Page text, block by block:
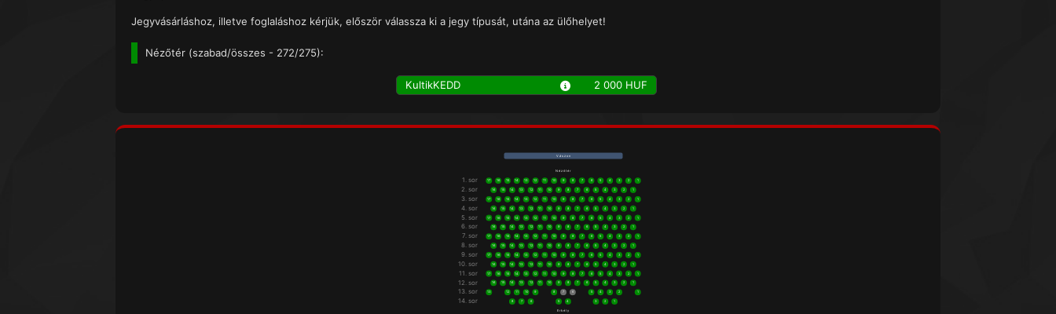
Jegyvásárláshoz, illetve foglaláshoz kérjük, először válassza ki a jegy típusát, utána az ülőhelyet!
Nézőtér (szabad/összes - 272/275):
KultikKEDD 2 000 HUF
V á s z o n
1. sor 17 16 15 14 13 12 11 10 9 8 7 6 5 4 3 2 1
2. sor 16 15 14 13 12 11 10 9 8 7 6 5 4 3 2 1
3. sor 17 16 15 14 13 12 11 10 9 8 7 6 5 4 3 2 1
4. sor 16 15 14 13 12 11 10 9 8 7 6 5 4 3 2 1
5. sor 17 16 15 14 13 12 11 10 9 8 7 6 5 4 3 2 1
6. sor 16 15 14 13 12 11 10 9 8 7 6 5 4 3 2 1
7. sor 17 16 15 14 13 12 11 10 9 8 7 6 5 4 3 2 1
8. sor 16 15 14 13 12 11 10 9 8 7 6 5 4 3 2 1
9. sor 17 16 15 14 13 12 11 10 9 8 7 6 5 4 3 2 1
10. sor 16 15 14 13 12 11 10 9 8 7 6 5 4 3 2 1
11. sor 17 16 15 14 13 12 11 10 9 8 7 6 5 4 3 2 1
12. sor 16 15 14 13 12 11 10 9 8 7 6 5 4 3 2 1
13 12 11 10 9 8 7 6 5 4 3 2
13. sor 1
8 7 6 5 4
14. sor 3 2 1
E r k é l y
N é z ő t é r